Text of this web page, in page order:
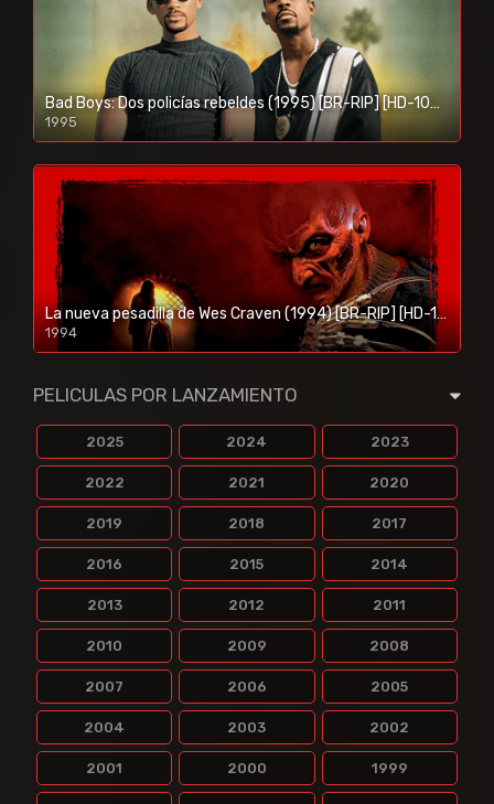
Bad Boys: Dos policías rebeldes (1995) [BR-RIP] [HD-1080p]
1995
1080p/720p
La nueva pesadilla de Wes Craven (1994) [BR-RIP] [HD-1080p]
1994
1080p/720p
PELICULAS POR LANZAMIENTO
2025 2024 2023
2022 2021 2020
2019 2018 2017
2016 2015 2014
2013 2012 2011
2010 2009 2008
2007 2006 2005
2004 2003 2002
2001 2000 1999